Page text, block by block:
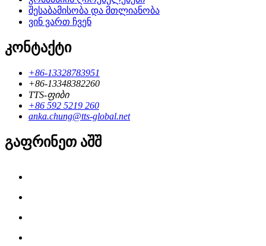
შესაბამისობა და მთლიანობა
ვინ ვართ ჩვენ
კონტაქტი
+86-13328783951
+86-13348382260
TTS-ფიბი
+86 592 5219 260
anka.chung@tts-global.net
გაფრინეთ აშშ